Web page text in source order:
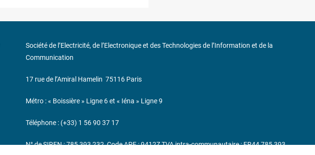
Société de l’Electricité, de l’Electronique et des Technologies de l’Information et de la
Communication
17 rue de l’Amiral Hamelin 75116 Paris
Métro : « Boissière » Ligne 6 et « Iéna » Ligne 9
Téléphone : (+33) 1 56 90 37 17
N° de SIREN : 785 393 232, Code APE : 9412Z TVA intra-communautaire : FR44 785 393